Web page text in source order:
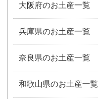
大阪府のお土産一覧
兵庫県のお土産一覧
奈良県のお土産一覧
和歌山県のお土産一覧